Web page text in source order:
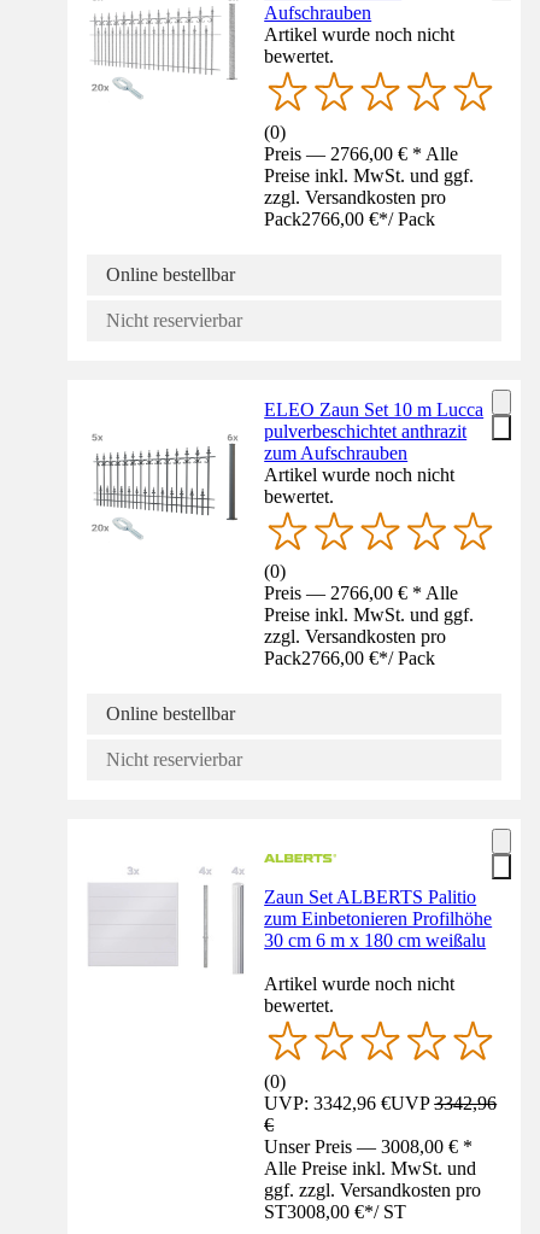
Aufschrauben
Artikel wurde noch nicht
bewertet.
(0)
Preis — 2766,00 € * Alle
Preise inkl. MwSt. und ggf.
zzgl. Versandkosten pro
Pack2766,00 €*/ Pack
Online bestellbar
Nicht reservierbar
ELEO Zaun Set 10 m Lucca
pulverbeschichtet anthrazit
zum Aufschrauben
Artikel wurde noch nicht
bewertet.
(0)
Preis — 2766,00 € * Alle
Preise inkl. MwSt. und ggf.
zzgl. Versandkosten pro
Pack2766,00 €*/ Pack
Online bestellbar
Nicht reservierbar
Zaun Set ALBERTS Palitio
zum Einbetonieren Profilhöhe
30 cm 6 m x 180 cm weißalu
Artikel wurde noch nicht
bewertet.
(0)
UVP: 3342,96 €UVP3342,96
€
Unser Preis — 3008,00 € *
Alle Preise inkl. MwSt. und
ggf. zzgl. Versandkosten pro
ST3008,00 €*/ ST